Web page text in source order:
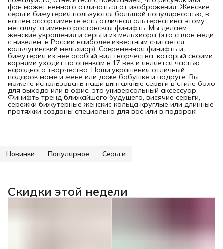
фон может немного отличаться от изображения. Женские
серьги бижутерия пользуются большой популярностью, в
нашем ассортименте есть отличная альтернатива этому
металлу, а именно ростовская финифть. Мы делаем
женские украшения и серьги из мельхиора (это сплав меди
с никелем, в России наиболее известным считается
кольчугинский мельхиор). Современная финифть и
бижутерия из нее особый вид творчества, который своими
корнями уходит по оценкам в 17 век и является частью
народного творчества. Наши украшения отличный
подарок маме и жене или даже бабушке и подруге. Вы
можете использовать наши винтажные серьги в стиле бохо
для выхода или в офис, это универсальный аксессуар.
Финифть тренд ближайшего будущего, висячие серьги,
сережки бижутерные женские кольца круглые или длинные
протяжки созданы специально для вас или в подарок!
Новинки Популярное Серьги
Скидки этой недели